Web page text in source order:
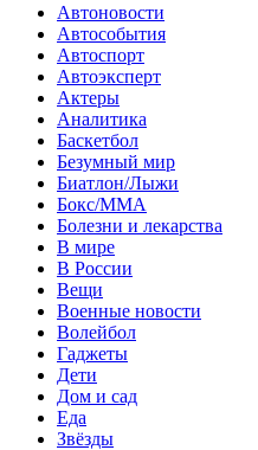
Автоновости
Автособытия
Автоспорт
Автоэксперт
Актеры
Аналитика
Баскетбол
Безумный мир
Биатлон/Лыжи
Бокс/MMA
Болезни и лекарства
В мире
В России
Вещи
Военные новости
Волейбол
Гаджеты
Дети
Дом и сад
Еда
Звёзды